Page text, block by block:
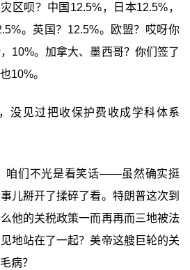
区呗？中国12.5%，日本12.5%，
。英国？12.5%。欧盟？哎呀你
10%。加拿大、墨西哥？你们签了
10%。
没见过把收保护费收成学科体系
咱们不光是看笑话——虽然确实挺
儿掰开了揉碎了看。特朗普这次到
他的关税政策一而再再而三地被法
地站在了一起？美帝这艘巨轮的关
病？